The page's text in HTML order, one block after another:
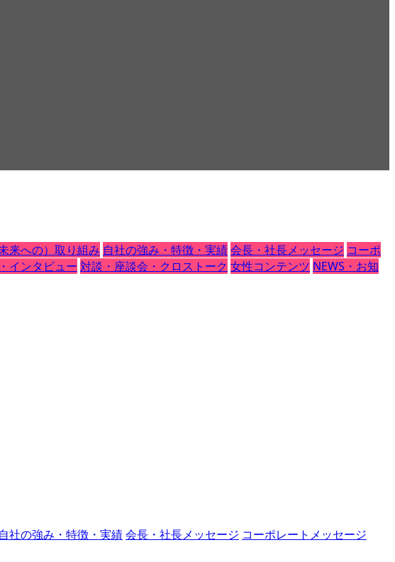
来への）取り組み 自社の強み・特徴・実績会長・社長メッセージ コーポ
インタビュー 対談・座談会・クロストーク 女性コンテンツ NEWS・お知
自社の強み・特徴・実績会長・社長メッセージ コーポレートメッセージ